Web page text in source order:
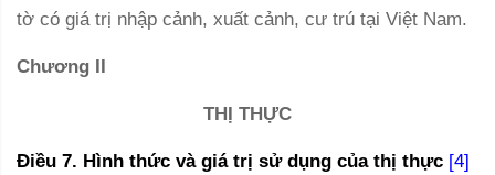
tờ có giá trị nhập cảnh, xuất cảnh, cư trú tại Việt Nam.
Chương II
THỊ THỰC
Điều 7. Hình thức và giá trị sử dụng của thị thực [4]